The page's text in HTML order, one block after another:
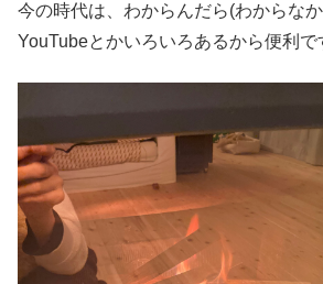
今の時代は、わからんだら(わからな
YouTubeとかいろいろあるから便利で